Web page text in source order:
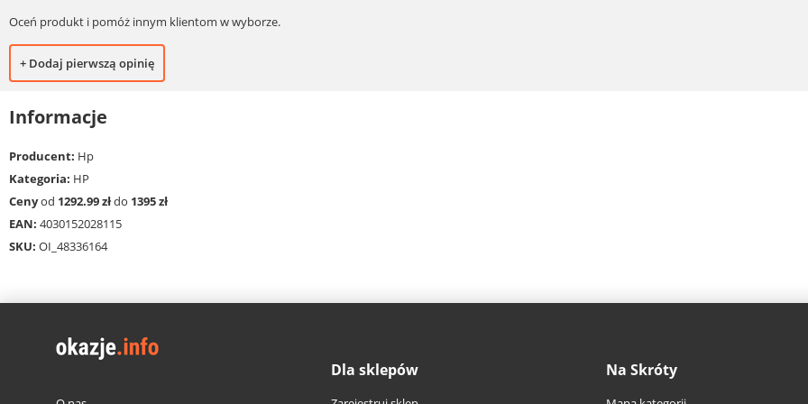
Oceń produkt i pomóż innym klientom w wyborze.
+ Dodaj pierwszą opinię
Informacje
Producent: Hp
Kategoria: HP
Cenyod 1292.99 złdo 1395 zł
EAN: 4030152028115
SKU: OI_48336164
Dla sklepów Na Skróty